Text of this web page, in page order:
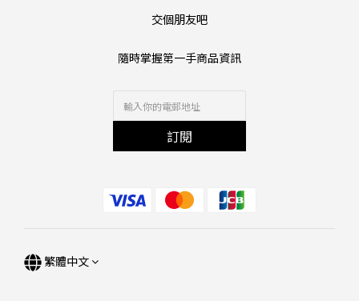
交個朋友吧
隨時掌握第一手商品資訊
訂閱
繁體中文